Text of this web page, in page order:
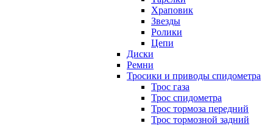
Храповик
Звезды
Ролики
Цепи
Диски
Ремни
Тросики и приводы спидометра
Трос газа
Трос спидометра
Трос тормоза передний
Трос тормозной задний